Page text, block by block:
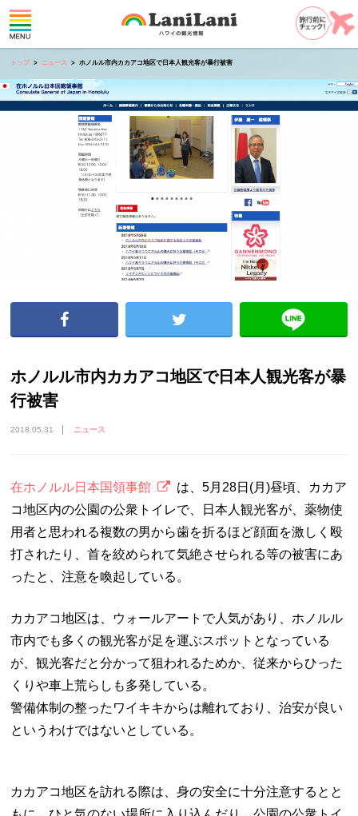
トップ ニュース ホノルル市内カカアコ地区で日本人観光客が暴行被害
ホノルル市内カカアコ地区で日本人観光客が暴
行被害
2018.05.31 ニュース
在ホノルル日本国領事館
は、5月28日(月)昼頃、カカア
コ地区内の公園の公衆トイレで、日本人観光客が、薬物使
用者と思われる複数の男から歯を折るほど顔面を激しく殴
打されたり、首を絞められて気絶させられる等の被害にあ
ったと、注意を喚起している。
カカアコ地区は、ウォールアートで人気があり、ホノルル
市内でも多くの観光客が足を運ぶスポットとなっている
が、観光客だと分かって狙われるためか、従来からひった
くりや車上荒らしも多発している。
警備体制の整ったワイキキからは離れており、治安が良い
というわけではないとしている。
カカアコ地区を訪れる際は、身の安全に十分注意するとと